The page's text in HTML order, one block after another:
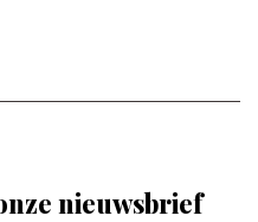
nieuwsbrief